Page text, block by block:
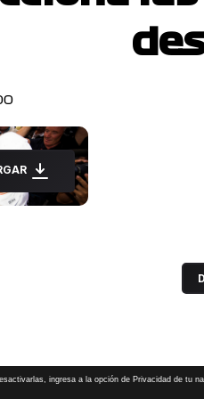
ingresa a la opción de Privacidad de